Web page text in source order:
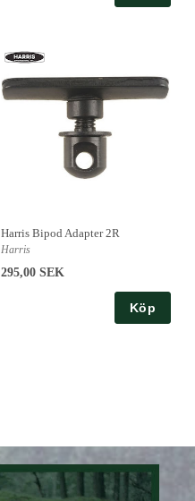
Harris Bipod Adapter 2R
Harris
295,00 SEK
Köp